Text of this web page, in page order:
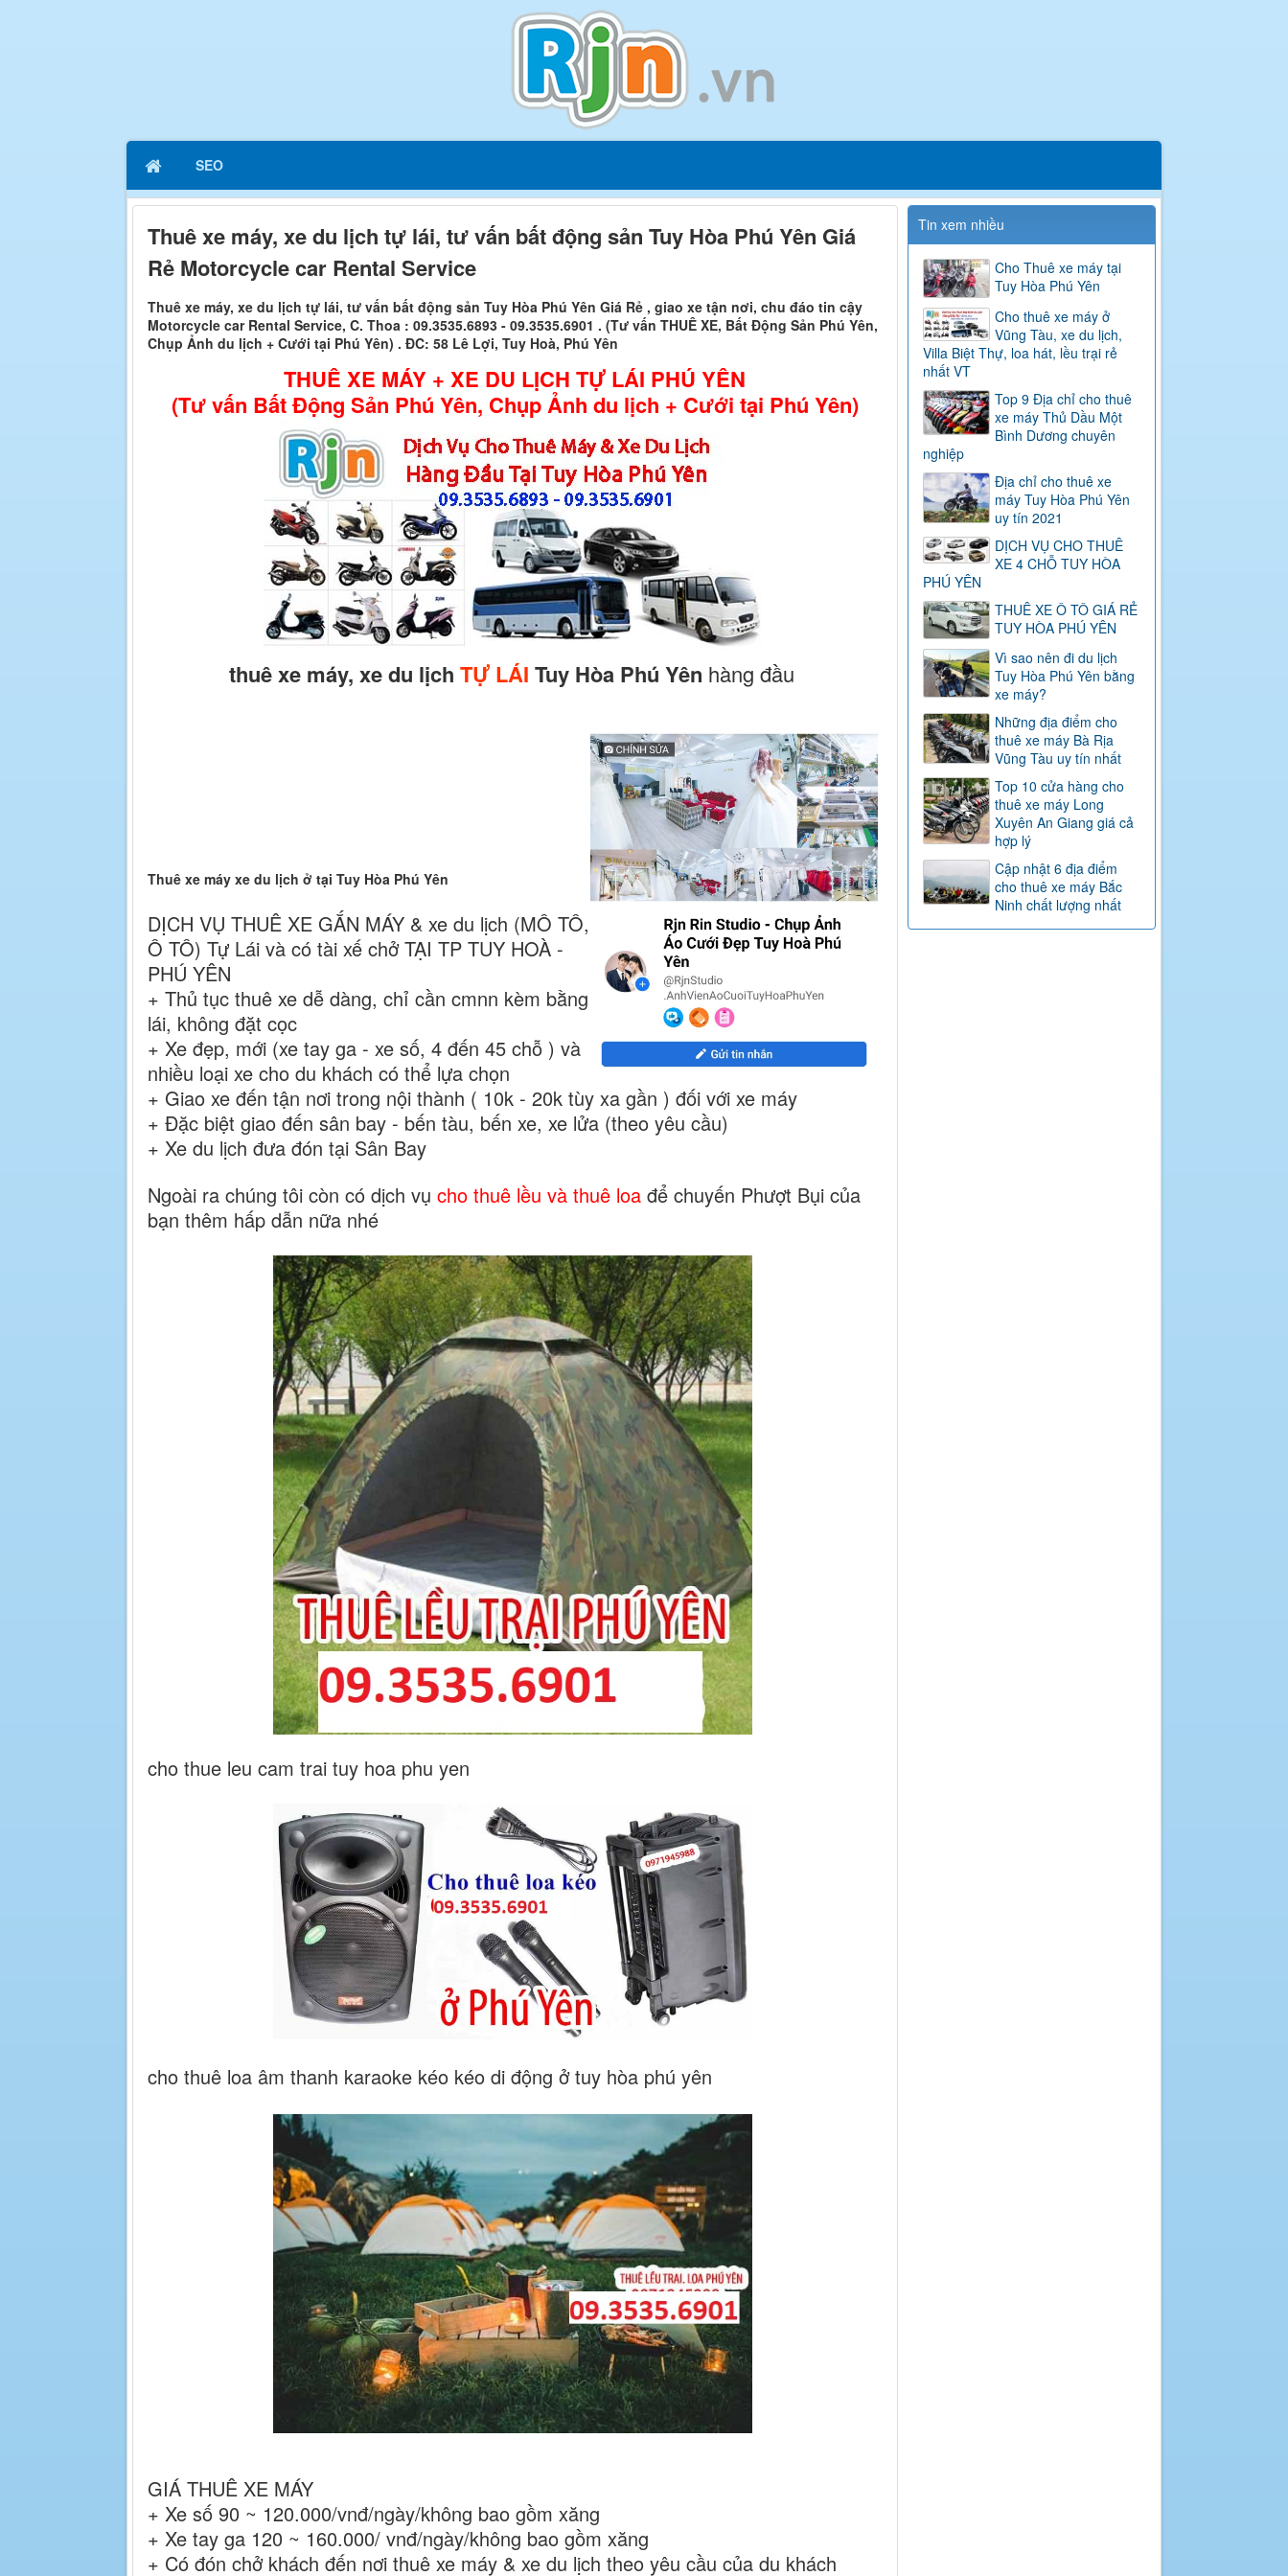
SEO
Thuê xe máy, xe du lịch tự lái, tư vấn bất động sản Tuy Hòa Phú Yên Giá
Rẻ Motorcycle car Rental Service
Thuê xe máy, xe du lịch tự lái, tư vấn bất động sản Tuy Hòa Phú Yên Giá Rẻ , giao xe tận nơi, chu đáo tin cậy
Motorcycle car Rental Service, C. Thoa : 09.3535.6893 - 09.3535.6901 . (Tư vấn THUÊ XE, Bất Động Sản Phú Yên,
Chụp Ảnh du lịch + Cưới tại Phú Yên) . ĐC: 58 Lê Lợi, Tuy Hoà, Phú Yên
THUÊ XE MÁY + XE DU LỊCH TỰ LÁI PHÚ YÊN
(Tư vấn Bất Động Sản Phú Yên, Chụp Ảnh du lịch + Cưới tại Phú Yên)
thuê xe máy, xe du lịchTỰ LÁI Tuy Hòa Phú Yên hàng đầu
Thuê xe máy xe du lịch ở tại Tuy Hòa Phú Yên
DỊCH VỤ THUÊ XE GẮN MÁY & xe du lịch (MÔ TÔ,
Ô TÔ) Tự Lái và có tài xế chở TẠI TP TUY HOÀ -
PHÚ YÊN
+ Thủ tục thuê xe dễ dàng, chỉ cần cmnn kèm bằng
lái, không đặt cọc
+ Xe đẹp, mới (xe tay ga - xe số, 4 đến 45 chỗ ) và
nhiều loại xe cho du khách có thể lựa chọn
+ Giao xe đến tận nơi trong nội thành ( 10k - 20k tùy xa gần ) đối với xe máy
+ Đặc biệt giao đến sân bay - bến tàu, bến xe, xe lửa (theo yêu cầu)
+ Xe du lịch đưa đón tại Sân Bay
Ngoài ra chúng tôi còn có dịch vụ cho thuê lều và thuê loa để chuyến Phượt Bụi của
bạn thêm hấp dẫn nữa nhé
cho thue leu cam trai tuy hoa phu yen
cho thuê loa âm thanh karaoke kéo kéo di động ở tuy hòa phú yên
GIÁ THUÊ XE MÁY
+ Xe số 90 ~ 120.000/vnđ/ngày/không bao gồm xăng
+ Xe tay ga 120 ~ 160.000/ vnđ/ngày/không bao gồm xăng
+ Có đón chở khách đến nơi thuê xe máy & xe du lịch theo yêu cầu của du khách
Tin xem nhiều
Cho Thuê xe máy tại
Tuy Hòa Phú Yên
Cho thuê xe máy ở
Vũng Tàu, xe du lịch,
Villa Biệt Thự, loa hát, lều trại rẻ
nhất VT
Top 9 Địa chỉ cho thuê
xe máy Thủ Dầu Một
Bình Dương chuyên
nghiệp
Địa chỉ cho thuê xe
máy Tuy Hòa Phú Yên
uy tín 2021
DỊCH VỤ CHO THUÊ
XE 4 CHỖ TUY HÒA
PHÚ YÊN
THUÊ XE Ô TÔ GIÁ RẺ
TUY HÒA PHÚ YÊN
Vì sao nên đi du lịch
Tuy Hòa Phú Yên bằng
xe máy?
Những địa điểm cho
thuê xe máy Bà Rịa
Vũng Tàu uy tín nhất
Top 10 cửa hàng cho
thuê xe máy Long
Xuyên An Giang giá cả
hợp lý
Cập nhật 6 địa điểm
cho thuê xe máy Bắc
Ninh chất lượng nhất